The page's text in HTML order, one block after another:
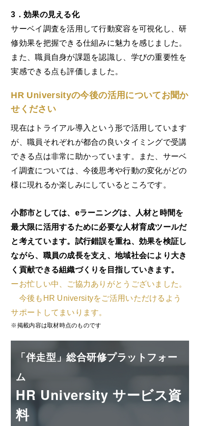
3．効果の見える化
サーベイ調査を活用して行動変容を可視化し、研
修効果を把握できる仕組みに魅力を感じました。
また、職員自身が課題を認識し、学びの重要性を
実感できる点も評価しました。
HR Universityの今後の活用についてお聞か
せください
現在はトライアル導入という形で活用しています
が、職員それぞれが都合の良いタイミングで受講
できる点は非常に助かっています。また、サーベ
イ調査については、今後思考や行動の変化がどの
様に現れるか楽しみにしているところです。
小郡市としては、eラーニングは、人材と時間を
最大限に活用するために必要な人材育成ツールだ
と考えています。試行錯誤を重ね、効果を検証し
ながら、職員の成長を支え、地域社会により大き
く貢献できる組織づくりを目指していきます。
ーお忙しい中、ご協力ありがとうございました。
今後もHR Universityをご活用いただけるよう
サポートしてまいります。
※掲載内容は取材時点のものです
「伴走型」総合研修プラットフォー
ム
HR University サービス資
料